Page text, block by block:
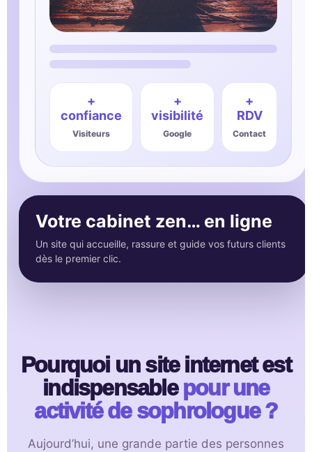
+
confiance
Visiteurs
+
visibilité
Google
+
RDV
Contact
Votre cabinet zen… en ligne
Un site qui accueille, rassure et guide vos futurs clients
dès le premier clic.
Pourquoi un site internet est
indispensablepour une
activité de sophrologue ?
Aujourd’hui, une grande partie des personnes